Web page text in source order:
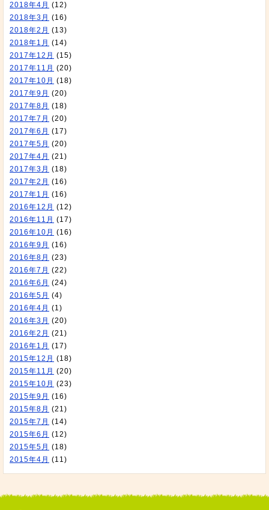
2018年4月 (12)
2018年3月 (16)
2018年2月 (13)
2018年1月 (14)
2017年12月 (15)
2017年11月 (20)
2017年10月 (18)
2017年9月 (20)
2017年8月 (18)
2017年7月 (20)
2017年6月 (17)
2017年5月 (20)
2017年4月 (21)
2017年3月 (18)
2017年2月 (16)
2017年1月 (16)
2016年12月 (12)
2016年11月 (17)
2016年10月 (16)
2016年9月 (16)
2016年8月 (23)
2016年7月 (22)
2016年6月 (24)
2016年5月 (4)
2016年4月 (1)
2016年3月 (20)
2016年2月 (21)
2016年1月 (17)
2015年12月 (18)
2015年11月 (20)
2015年10月 (23)
2015年9月 (16)
2015年8月 (21)
2015年7月 (14)
2015年6月 (12)
2015年5月 (18)
2015年4月 (11)